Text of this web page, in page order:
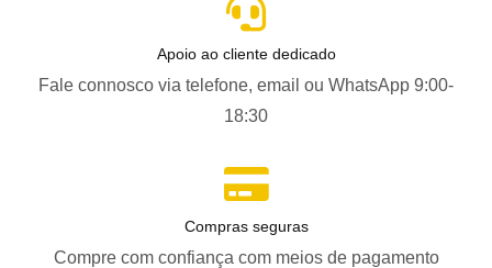
Apoio ao cliente dedicado
Fale connosco via telefone, email ou WhatsApp 9:00-
18:30
Compras seguras
Compre com confiança com meios de pagamento